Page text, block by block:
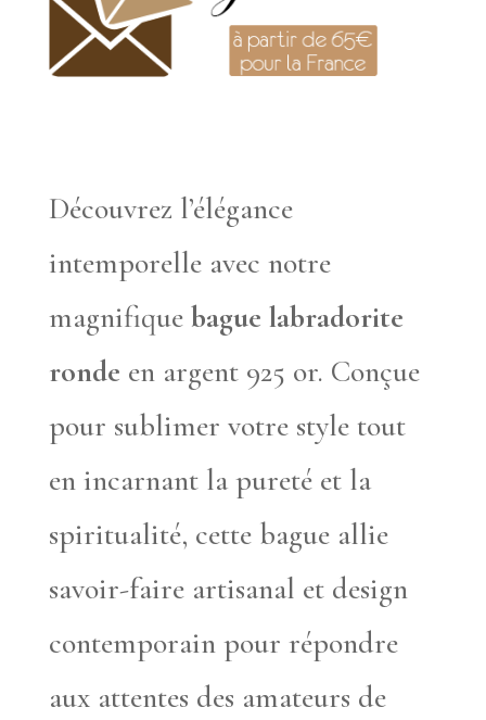
Découvrez l’élégance
intemporelle avec notre
magnifique bague labradorite
ronde en argent 925 or. Conçue
pour sublimer votre style tout
en incarnant la pureté et la
spiritualité, cette bague allie
savoir-faire artisanal et design
contemporain pour répondre
aux attentes des amateurs de